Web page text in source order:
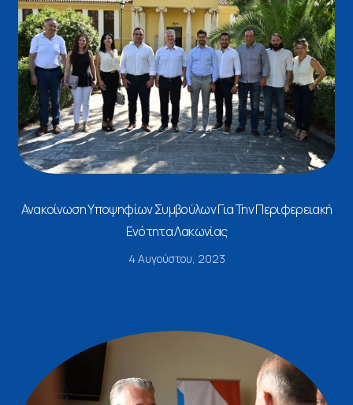
Ανακοίνωση Υποψηφίων Συμβούλων Για Την Περιφερειακή
Ενότητα Λακωνίας
4 Αυγούστου, 2023